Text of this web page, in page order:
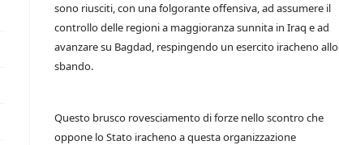
sono riusciti, con una folgorante offensiva, ad assumere il
controllo delle regioni a maggioranza sunnita in Iraq e ad
avanzare su Bagdad, respingendo un esercito iracheno allo
sbando.
Questo brusco rovesciamento di forze nello scontro che
oppone lo Stato iracheno a questa organizzazione